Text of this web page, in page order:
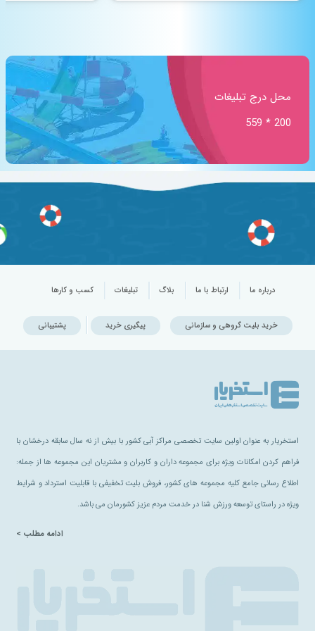
محل درج تبلیغات
200 * 559
درباره ما ارتباط با ما بلاگ تبلیغات کسب و کارها
خرید بلیت گروهی و سازمانی پیگیری خرید پشتیبانی
استخریار به عنوان اولین سایت تخصصی مراکز آبی کشور با بیش از نه سال سابقه درخشان با
فراهم کردن امکانات ویژه برای مجموعه داران و کاربران و مشتریان این مجموعه ها از جمله:
اطلاع رسانی جامع کلیه مجموعه های کشور، فروش بلیت تخفیفی با قابلیت استرداد و شرایط
ویژه در راستای توسعه ورزش شنا در خدمت مردم عزیز کشورمان می باشد.
ادامه مطلب >